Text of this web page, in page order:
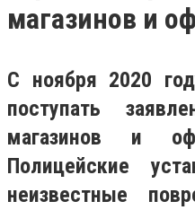
магазинов и
С ноября 2020
поступать
магазинов и
Полицейские
неизвестные